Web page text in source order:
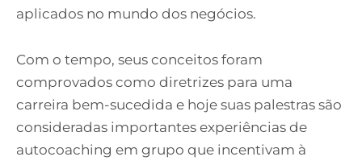
aplicados no mundo dos negócios.
Com o tempo, seus conceitos foram
comprovados como diretrizes para uma
carreira bem-sucedida e hoje suas palestras são
consideradas importantes experiências de
autocoaching em grupo que incentivam à